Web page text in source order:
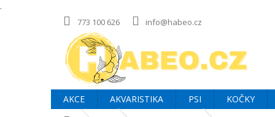
.
773 100 626 info@habeo.cz
AKCE AKVARISTIKA PSI KOČKY